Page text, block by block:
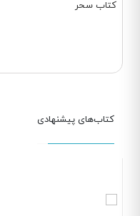
کتاب سحر
کتاب‌های پیشنهادی